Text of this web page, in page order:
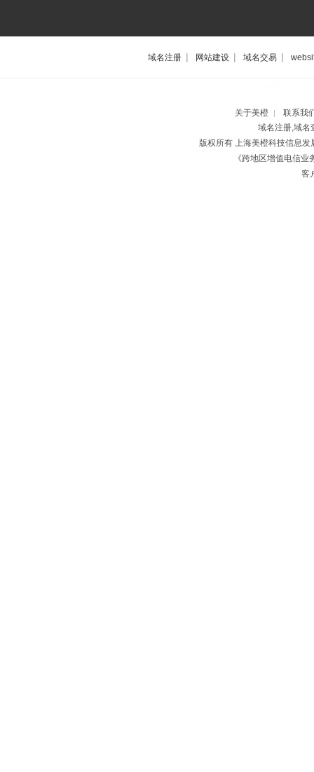
域名注册 | 网站建设 | 域名交易 |
关于美橙 |
联系我
域名注册,域名
版权所有 上海美橙科技信息
《跨地区增值电信
客